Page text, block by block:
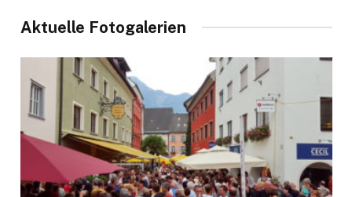
Aktuelle Fotogalerien